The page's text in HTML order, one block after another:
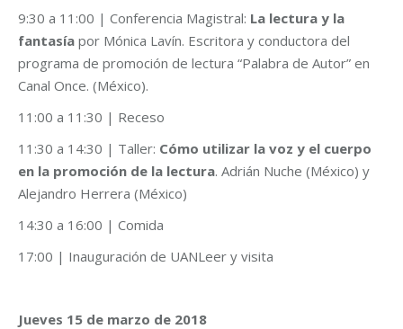
9:30 a 11:00 | Conferencia Magistral: La lectura y la
fantasía por Mónica Lavín. Escritora y conductora del
programa de promoción de lectura “Palabra de Autor” en
Canal Once. (México).
11:00 a 11:30 | Receso
11:30 a 14:30 | Taller: Cómo utilizar la voz y el cuerpo
en la promoción de la lectura. Adrián Nuche (México) y
Alejandro Herrera (México)
14:30 a 16:00 | Comida
17:00 | Inauguración de UANLeer y visita
Jueves 15 de marzo de 2018